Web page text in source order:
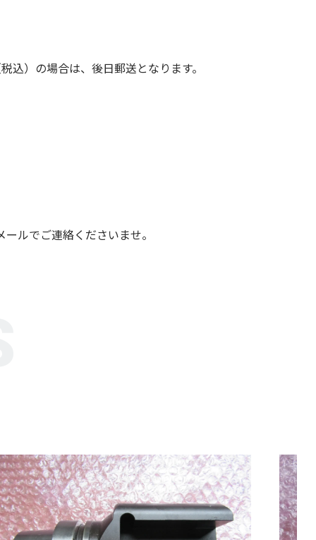
）の場合は、後日郵送となります。
ルでご連絡くださいませ。